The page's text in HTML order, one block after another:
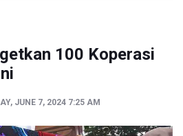
Kecam Penangkapan Dua
SPPG Kantongi SLHS Paling
100 Koperasi
JUNE 7, 2024 7:25 AM